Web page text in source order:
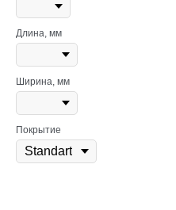
Длина, мм
Ширина, мм
Покрытие